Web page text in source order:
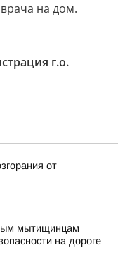
на дом.
г.о.
от
мытищинцам
на дороге